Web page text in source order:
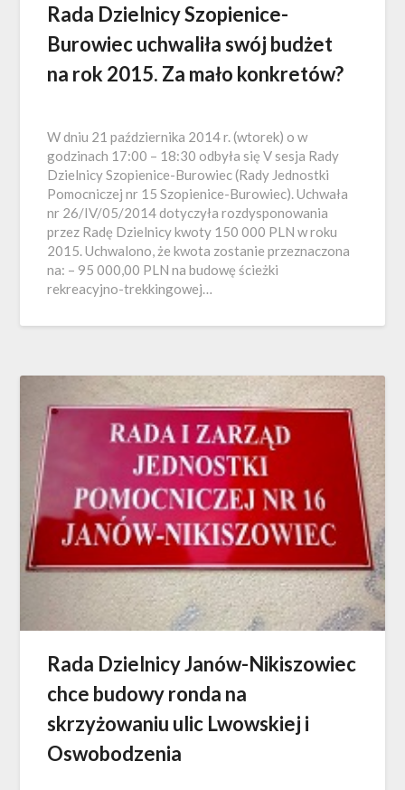
Rada Dzielnicy Szopienice-
Burowiec uchwaliła swój budżet
na rok 2015. Za mało konkretów?
W dniu 21 października 2014 r. (wtorek) o w
godzinach 17:00 – 18:30 odbyła się V sesja Rady
Dzielnicy Szopienice-Burowiec (Rady Jednostki
Pomocniczej nr 15 Szopienice-Burowiec). Uchwała
nr 26/IV/05/2014 dotyczyła rozdysponowania
przez Radę Dzielnicy kwoty 150 000 PLN w roku
2015. Uchwalono, że kwota zostanie przeznaczona
na: – 95 000,00 PLN na budowę ścieżki
rekreacyjno-trekkingowej…
Rada Dzielnicy Janów-Nikiszowiec
chce budowy ronda na
skrzyżowaniu ulic Lwowskiej i
Oswobodzenia